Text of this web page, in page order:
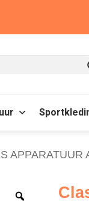
APPARATUUR